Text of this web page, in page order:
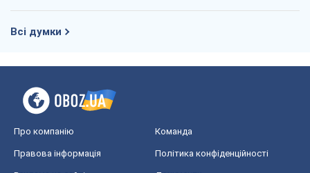
Всі думки
Про компанію Команда
Правова інформація Політика конфіденційності